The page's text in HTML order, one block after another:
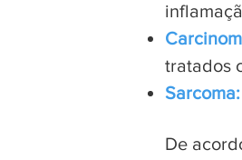
tratados
Sarcoma:
De